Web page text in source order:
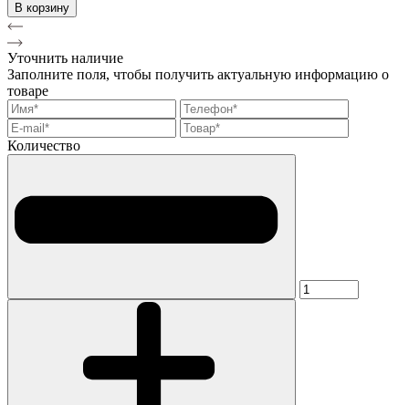
В корзину
Уточнить наличие
Заполните поля, чтобы получить актуальную информацию о
товаре
Количество